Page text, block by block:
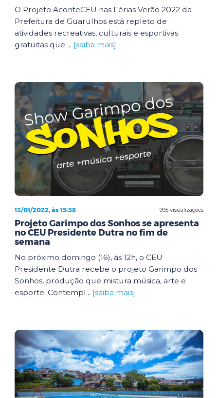
O Projeto AconteCEU nas Férias Verão 2022 da
Prefeitura de Guarulhos está repleto de
atividades recreativas, culturais e esportivas
gratuitas que ... [saiba mais]
995 visualizações
13/01/2022, às 15:38
Projeto Garimpo dos Sonhos se apresenta
no CEU Presidente Dutra no fim de
semana
No próximo domingo (16), às 12h, o CEU
Presidente Dutra recebe o projeto Garimpo dos
Sonhos, produção que mistura música, arte e
esporte. Contempl... [saiba mais]